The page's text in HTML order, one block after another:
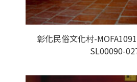
彰化民俗文化村-
SL00090-